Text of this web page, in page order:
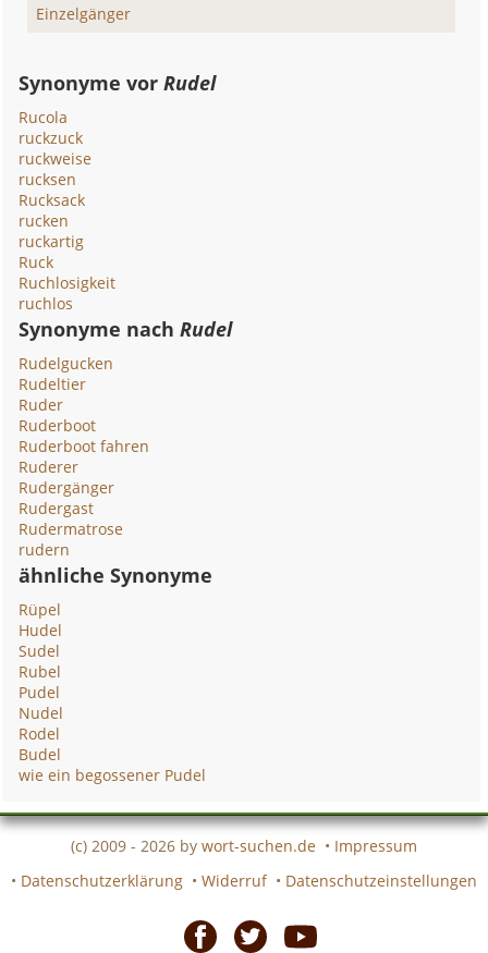
Einzelgänger
Synonyme vorRudel
Rucola
ruckzuck
ruckweise
rucksen
Rucksack
rucken
ruckartig
Ruck
Ruchlosigkeit
ruchlos
Synonyme nachRudel
Rudelgucken
Rudeltier
Ruder
Ruderboot
Ruderboot fahren
Ruderer
Rudergänger
Rudergast
Rudermatrose
rudern
ähnliche Synonyme
Rüpel
Hudel
Sudel
Rubel
Pudel
Nudel
Rodel
Budel
wie ein begossener Pudel
(c) 2009 - 2026 by wort-suchen.de • Impressum
• Datenschutzerklärung • Widerruf • Datenschutzeinstellungen